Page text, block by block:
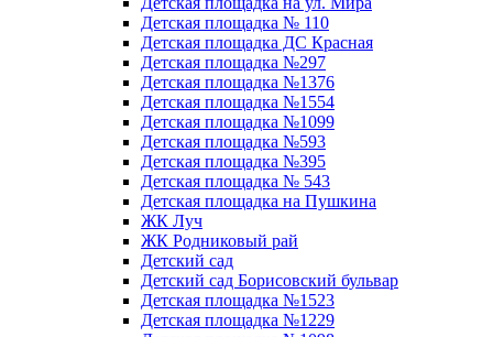
Детская площадка № 110
Детская площадка ДС Красная
Детская площадка №297
Детская площадка №1376
Детская площадка №1554
Детская площадка №1099
Детская площадка №593
Детская площадка №395
Детская площадка № 543
Детская площадка на Пушкина
ЖК Луч
ЖК Родниковый рай
Детский сад
Детский сад Борисовский бульвар
Детская площадка №1523
Детская площадка №1229